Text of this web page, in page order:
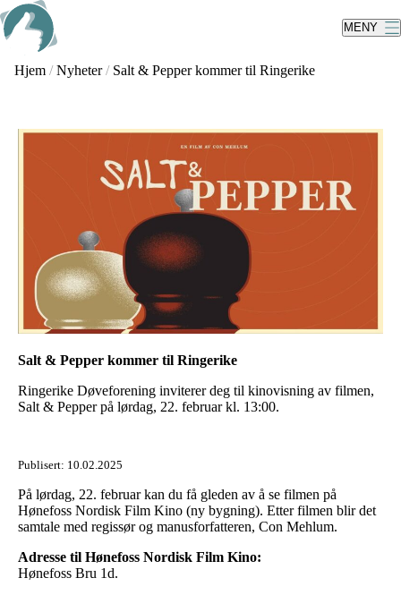
Skip
to
main
content
MENY
Hjem / Nyheter / Salt & Pepper kommer til Ringerike
Salt & Pepper kommer til Ringerike
Ringerike Døveforening inviterer deg til kinovisning av filmen,
Salt & Pepper på lørdag, 22. februar kl. 13:00.
Publisert: 10.02.2025
På lørdag, 22. februar kan du få gleden av å se filmen på
Hønefoss Nordisk Film Kino (ny bygning). Etter filmen blir det
samtale med regissør og manusforfatteren, Con Mehlum.
Adresse til Hønefoss Nordisk Film Kino:
Hønefoss Bru 1d.